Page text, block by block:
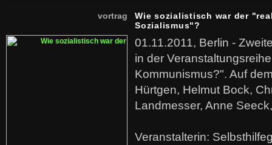
vortrag
Wie sozialistisch war der
Sozialismus"?
01.11.2011, Berlin -
in der
Kommunismus?". Auf
Hürtgen, Helmut Bock,
Landmesser, Anne
Veranstalterin: